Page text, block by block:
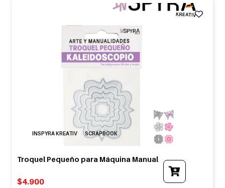
variants.
The
INSPYRA KREATIV SCRAPBOOK
Troquel Pequeño para Máquina Manual
$4.900
This